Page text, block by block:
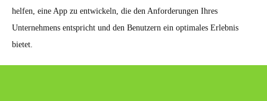
helfen, eine App zu entwickeln, die den Anforderungen Ihres
Unternehmens entspricht und den Benutzern ein optimales Erlebnis
bietet.